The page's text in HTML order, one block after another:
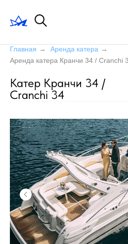
Главная → Аренда катера →
Аренда катера Кранчи 34 / Cranchi
Катер Кранчи 34 /
Cranchi 34